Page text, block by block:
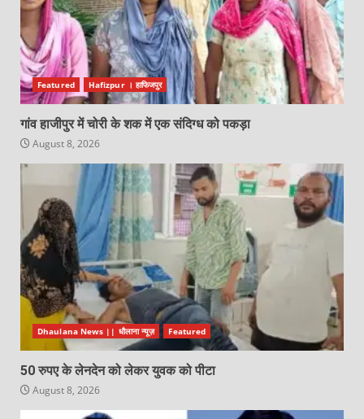
Featured Hafizpur । हाफिजपुर
गांव हाजीपुर में चोरी के शक में एक संदिग्ध को पकड़ा
August 8, 2026
Dhaulana News || धौलाना न्यूज़ Featured
50 रुपए के लेनदेन को लेकर युवक को पीटा
August 8, 2026